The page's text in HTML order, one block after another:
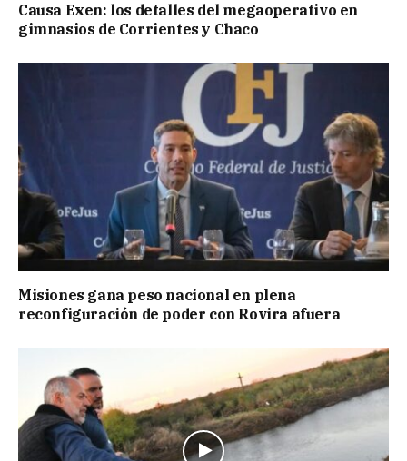
Causa Exen: los detalles del megaoperativo en
gimnasios de Corrientes y Chaco
Misiones gana peso nacional en plena
reconfiguración de poder con Rovira afuera